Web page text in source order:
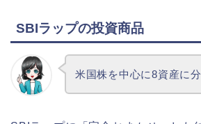
SBIラップの投資商品
米国株を中心に8資産に